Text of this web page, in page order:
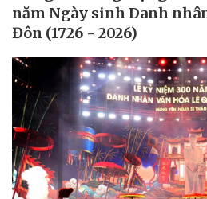
năm Ngày sinh Danh
Đôn (1726 - 2026)